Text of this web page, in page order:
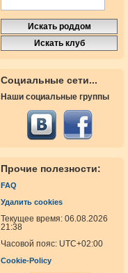
Социальные сети...
Наши социальные группы
Прочие полезности:
FAQ
Удалить cookies
Текущее время: 06.08.2026
21:38
Часовой пояс: UTC+02:00
Cookie-Policy